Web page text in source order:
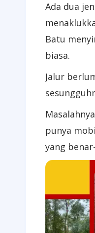
Ada dua
Batu
biasa.
Jalur
punya
yang